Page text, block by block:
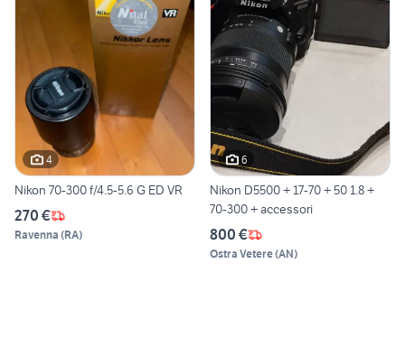
4
Nikon 70-300 f/4.5-5.6 G ED VR
270 €
Ravenna (RA)
6
Nikon D5500 + 17-70 + 50 1.8 +
70-300 + accessori
800 €
Ostra Vetere(AN)